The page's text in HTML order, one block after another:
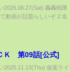
2026.06.27(Sat) 轟轟戦隊
動画が話題らしいぞ 2:名
Ｋ 第09話[公式]
2025.11.13(Thu) 仮面ライ